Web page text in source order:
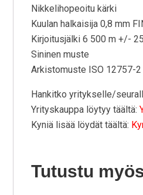
Nikkelihopeoitu kärki
Kuulan halkaisija 0,8 mm
Kirjoitusjälki 6 500 m +/-
Sininen muste
Arkistomuste ISO 12757-2
Hankitko yritykselle/
Yrityskauppa löytyy täältä:
Kyniä lisää löydät täältä:
Tutustu